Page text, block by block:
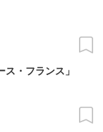
・フランス」